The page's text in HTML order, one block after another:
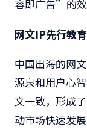
容即广告”的效
网文IP先行教
中国出海的网
源泉和用户心
文一致，形成
动市场快速发